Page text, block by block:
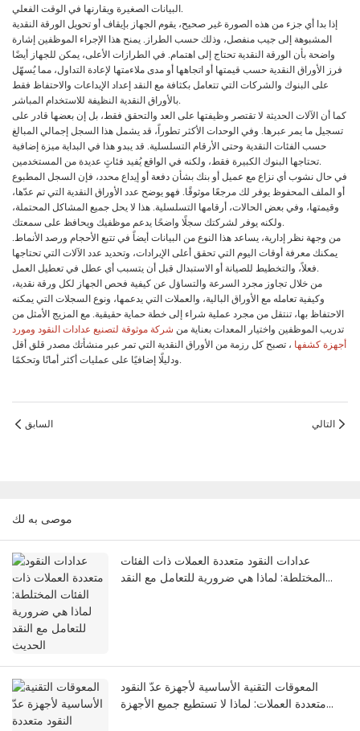
البيانات الصغيرة ويقارنها في الوقت الفعلي.
إذا بدا أي جزء من هذه الصورة غير صحيح، يقوم الجهاز بإيقاف أو تحويل الورقة النقدية
المشبوهة إلى جيب منفصل، وذلك حسب الطراز. يمنح هذا الإجراء الموظفين إشارة
واضحة بأن الورقة النقدية تحتاج إلى اهتمام. في الطرازات الأعلى، يمكن للجهاز أيضًا
فرز الأوراق النقدية حسب قيمتها أو اتجاهها أو مدى ملاءمتها لإعادة التداول، مما يُسهّل
على البنوك والشركات التي تتعامل بكثافة مع النقد إعداد الإيداعات والاحتفاظ فقط
بالأوراق النقدية النظيفة للاستخدام المباشر.
كما أن الآلات الحديثة لا تقتصر وظيفتها على العد والتحقق فقط، بل إن بعضها قادر على
تسجيل ما يمر عبرها. وفي الوحدات الأكثر تطوراً، قد يشمل هذا السجل إجمالي المبالغ
حسب الفئات النقدية وحتى الأرقام التسلسلية. قد يبدو هذا في البداية ميزة إضافية
تحتاجها البنوك الكبيرة فقط، ولكنه في الواقع يُفيد فئاتٍ عديدة من المستخدمين.
في حال نشوب أي نزاع مع عميل أو بنك بشأن دفعة أو إيداع محدد، فإن السجل المطبوع
أو الملف المحفوظ يوفر لك مرجعًا موثوقًا. فهو يوضح عدد الأوراق النقدية التي تم عدّها،
وقيمتها، وفي بعض الحالات، أرقامها التسلسلية. هذا لا يحل جميع المشاكل المحتملة،
ولكنه يوفر لشركتك سجلًا واضحًا يدعم موظفيك ويحافظ على سمعتك.
من وجهة نظر إدارية، يساعد هذا النوع من البيانات أيضاً في تتبع الأحجام ورصد الأنماط.
يمكنك معرفة أوقات اليوم التي تحقق أعلى الإيرادات، وتحديد عدد الآلات التي تحتاجها
فعلاً، والتخطيط للصيانة أو الاستبدال قبل أن يتسبب أي عطل في تعطيل العمل.
من خلال تجاوز مجرد السرعة والتساؤل عن كيفية فحص الجهاز لكل ورقة نقدية،
وكيفية تعامله مع الأوراق البالية، والعملات التي يدعمها، ونوع السجلات التي يمكنه
الاحتفاظ بها، تنتقل من مجرد عملية شراء إلى خطة حماية حقيقية. مع المزيج الأمثل من
تدريب الموظفين واختيار المعدات بعناية من شركة موثوقة لتصنيع عدادات النقود ومورد
أجهزة كشفها ، تصبح كل رزمة من الأوراق النقدية التي تمر عبر منشأتك مصدر قلق أقل
ودليلًا إضافيًا على عمليات أكثر أمانًا وتحكمًا.
السابق التالي
موصى به لك
عدادات النقود متعددة العملات ذات الفئات
المختلطة: لماذا هي ضرورية للتعامل مع النقد
المعوقات التقنية الأساسية لأجهزة عدّ النقود
متعددة العملات: لماذا لا تستطيع جميع الأجهزة